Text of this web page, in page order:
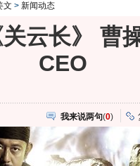
文 > 新闻动态
云长》 曹
CEO
我来说两句(0)